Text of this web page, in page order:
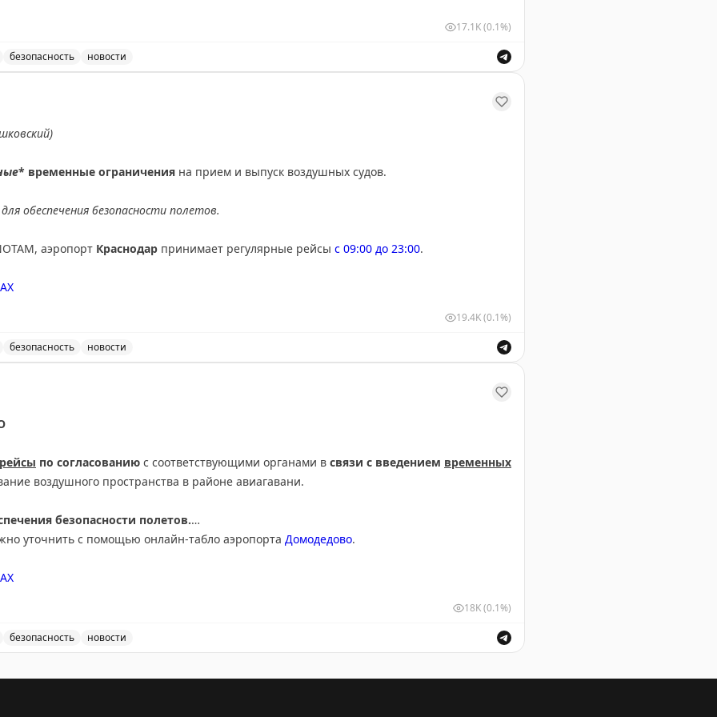
осадки
в MAX
17.1K(0.1%)
безопасность новости
* временные ограничения на прием и выпуск воздушных судов.
обеспечения безопасности полетов.
аэропорт Краснодар принимает регулярные рейсы с 09:00 до 23:00.
19.4K(0.1%)
безопасность новости
по согласованию с соответствующими органами в связи с введением временных
воздушного пространства в районе авиагавани.
безопасности полетов.
уточнить с помощью онлайн-табло аэропорта Домодедово.
18K(0.1%)
безопасность новости